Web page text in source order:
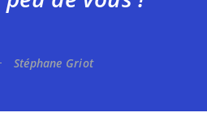
Stéphane Griot